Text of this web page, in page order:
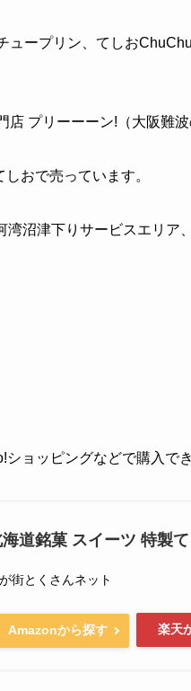
ュープリン、てしお
プリーーーン!（大阪難
おで売っています。
沼津下りサービスエリア
ョッピングなどで購入でき
道銘菓 スイーツ 特製
街とくさんネット
Amazonから探す 楽天